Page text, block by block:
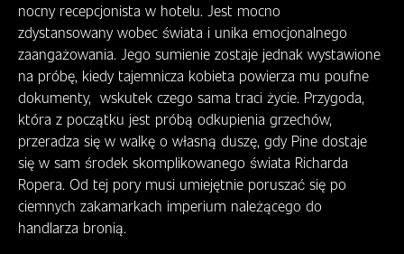
nocny recepcjonista w hotelu. Jest mocno
zdystansowany wobec świata i unika emocjonalnego
zaangażowania. Jego sumienie zostaje jednak wystawione
na próbę, kiedy tajemnicza kobieta powierza mu poufne
dokumenty, wskutek czego sama traci życie. Przygoda,
która z początku jest próbą odkupienia grzechów,
przeradza się w walkę o własną duszę, gdy Pine dostaje
się w sam środek skomplikowanego świata Richarda
Ropera. Od tej pory musi umiejętnie poruszać się po
ciemnych zakamarkach imperium należącego do
handlarza bronią.